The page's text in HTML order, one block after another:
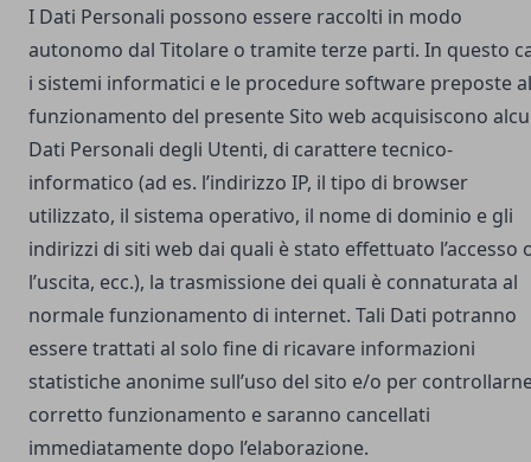
I Dati Personali possono essere raccolti in modo
autonomo dal Titolare o tramite terze parti. In questo
i sistemi informatici e le procedure software preposte al
funzionamento del presente Sito web acquisiscono
Dati Personali degli Utenti, di carattere tecnico-
informatico (ad es. l’indirizzo IP, il tipo di browser
utilizzato, il sistema operativo, il nome di dominio e gli
indirizzi di siti web dai quali è stato effettuato l’accesso
l’uscita, ecc.), la trasmissione dei quali è connaturata al
normale funzionamento di internet. Tali Dati potranno
essere trattati al solo fine di ricavare informazioni
statistiche anonime sull’uso del sito e/o per
corretto funzionamento e saranno cancellati
immediatamente dopo l’elaborazione.